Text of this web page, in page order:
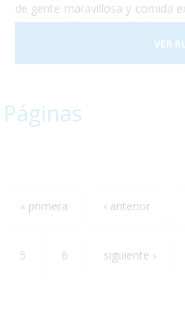
de gente maravillosa y comida
las sociedades con más
perderás ni un detalle. No
saldrá por completo de lo
que nos acompañes. ¡Te
VER
Páginas
« primera ‹ anterior
5 6 siguiente ›